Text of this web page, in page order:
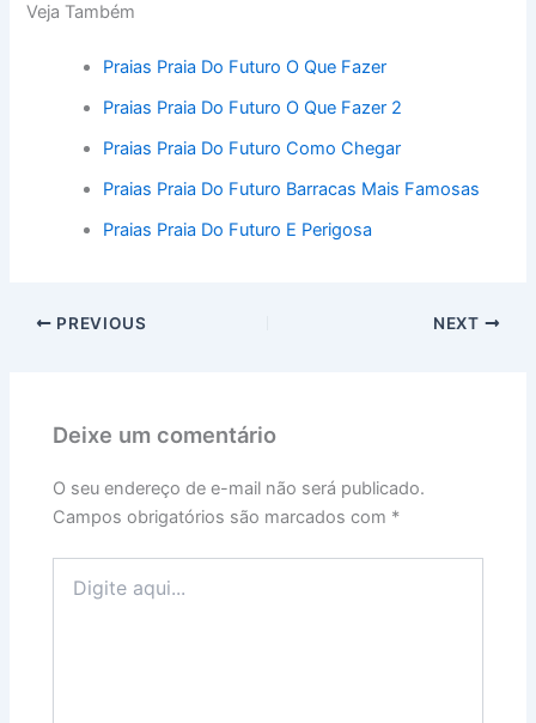
Veja Também
Praias Praia Do Futuro O Que Fazer
Praias Praia Do Futuro O Que Fazer 2
Praias Praia Do Futuro Como Chegar
Praias Praia Do Futuro Barracas Mais Famosas
Praias Praia Do Futuro E Perigosa
PREVIOUS NEXT
Deixe um comentário
O seu endereço de e-mail não será publicado.
Campos obrigatórios são marcados com *
aqui...